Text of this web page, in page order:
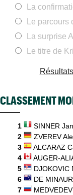
Abonnement
US Open
ATP - Cincinnati
Jannik Sinner
WTA - Toronto
Iga Swiatek
La
Le
La surprise
Le titre de
Résultats
CLASSEMENT
1 SINNER
2
ZVEREV
3
ALCARAZ
4
AUGER-
5
DJOKOVIC
6
DE
7